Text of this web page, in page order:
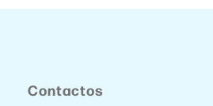
Contactos